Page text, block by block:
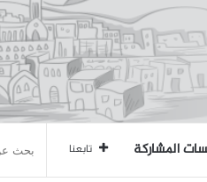
المشاركة تابعنا